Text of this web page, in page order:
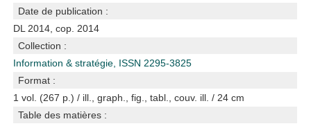
Date de publication :
DL 2014, cop. 2014
Collection :
Information & stratégie, ISSN 2295-3825
Format :
1 vol. (267 p.) / ill., graph., fig., tabl., couv. ill. / 24 cm
Table des matières :